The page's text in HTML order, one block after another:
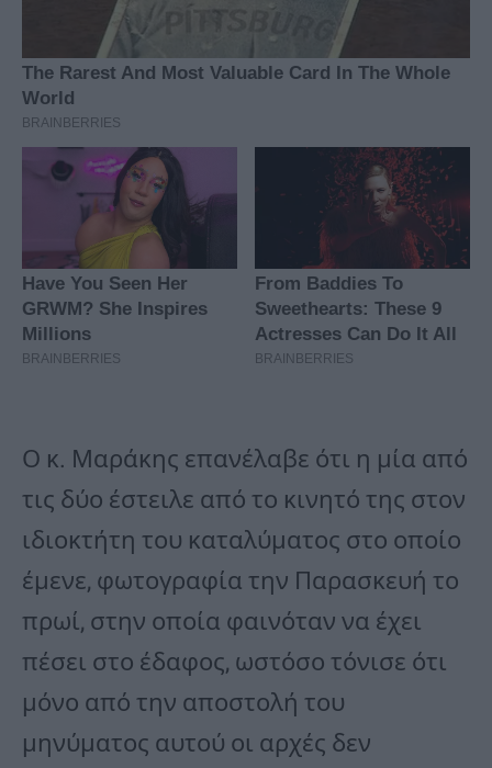
Ο κ. Μαράκης επανέλαβε ότι η μία από
τις δύο έστειλε από το κινητό της στον
ιδιοκτήτη του καταλύματος στο οποίο
έμενε, φωτογραφία την Παρασκευή το
πρωί, στην οποία φαινόταν να έχει
πέσει στο έδαφος, ωστόσο τόνισε ότι
μόνο από την αποστολή του
μηνύματος αυτού οι αρχές δεν